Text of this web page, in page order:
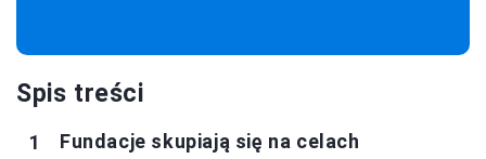
Spis treści
Fundacje skupiają się na celach